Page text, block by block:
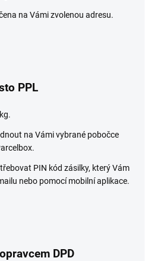
na Vámi zvolenou adresu.
PPL
na Vámi vybrané pobočce
PIN kód zásilky, který Vám
nebo pomocí mobilní aplikace.
DPD